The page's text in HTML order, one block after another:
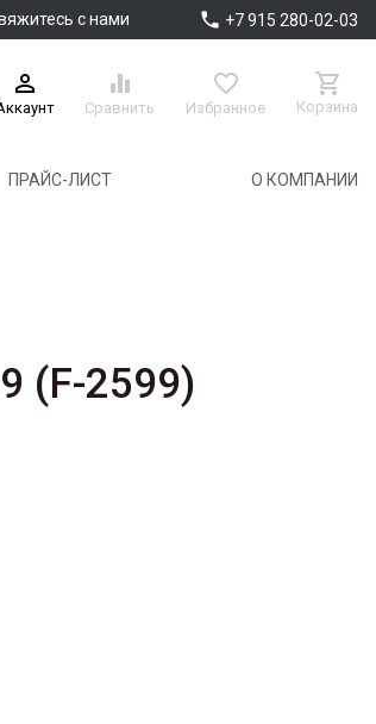
с нами  +7 915 280-02-03
 
Сравнить

Избранное

Корзина
ПРАЙС-ЛИСТ О КОМПАНИИ
(F-2599)